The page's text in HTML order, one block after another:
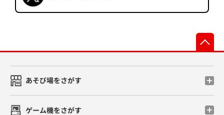
あそび場をさがす
ゲーム機をさがす